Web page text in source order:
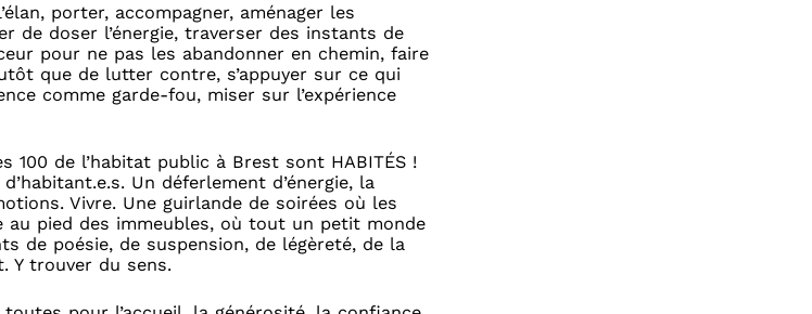
porter, accompagner, aménager les
de doser l’énergie, traverser des instants de
pour ne pas les abandonner en chemin, faire
que de lutter contre, s’appuyer sur ce qui
comme garde-fou, miser sur l’expérience
100 de l’habitat public à Brest sont HABITÉS !
Un déferlement d’énergie, la
Vivre. Une guirlande de soirées où les
au pied des immeubles, où tout un petit monde
de poésie, de suspension, de légèreté, de la
Y trouver du sens.